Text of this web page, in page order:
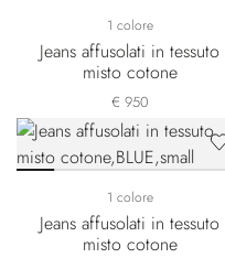
1 colore
Jeans affusolati in tessuto
misto cotone
€ 950
1 colore
Jeans affusolati in tessuto
misto cotone